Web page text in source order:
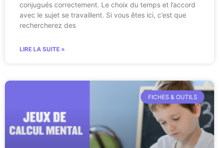
conjugués correctement. Le choix du temps et l’accord
avec le sujet se travaillent. Si vous êtes ici, c’est que
rechercherez des
LIRE LA SUITE »
FICHES & OUTILS